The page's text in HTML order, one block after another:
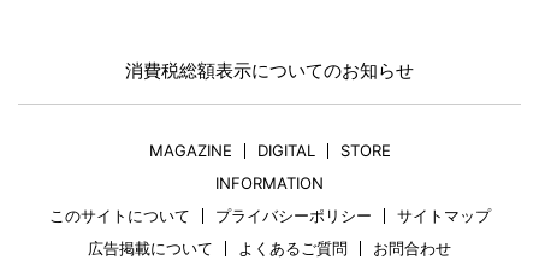
消費税総額表示についてのお知らせ
MAGAZINE DIGITAL
STORE
INFORMATION
このサイトについて
プライバシーポリシー
サイトマップ
広告掲載について
よくあるご質問
お問合わせ